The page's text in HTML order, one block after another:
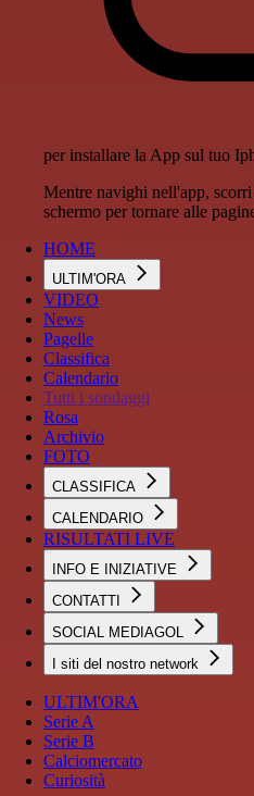
per installare la App sul tuo
Mentre navighi nell'app,
schermo per tornare alle
HOME
ULTIM'ORA
VIDEO
News
Pagelle
Classifica
Calendario
Tutti i sondaggi
Rosa
Archivio
FOTO
CLASSIFICA
CALENDARIO
RISULTATI LIVE
INFO E INIZIATIVE
CONTATTI
SOCIAL MEDIAGOL
I siti del nostro network
ULTIM'ORA
Serie A
Serie B
Calciomercato
Curiosità